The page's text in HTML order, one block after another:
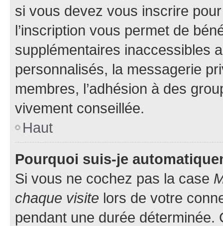
si vous devez vous inscrire
l’inscription vous permet de
supplémentaires inaccessibles
personnalisés, la messagerie
membres, l’adhésion à des
vivement conseillée.
Haut
Pourquoi suis-je
Si vous ne cochez pas la case
chaque visite lors de votre
pendant une durée déterminée.